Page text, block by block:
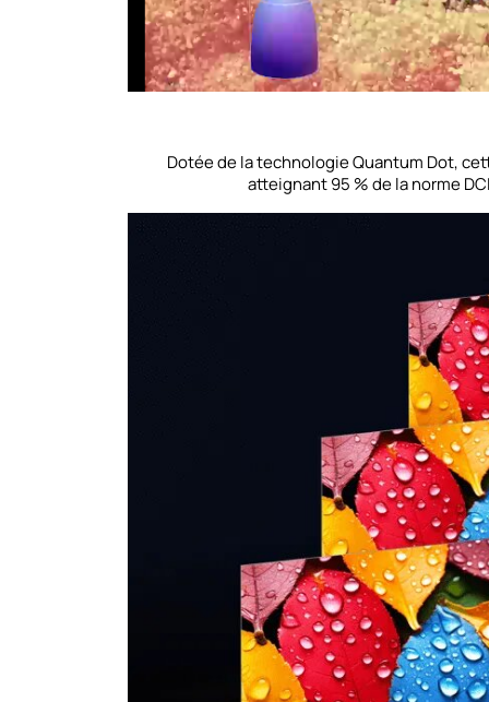
Dotée de la technologie Quantum Dot,
atteignant 95 % de la norme